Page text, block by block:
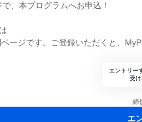
、本プログラムへお申込！
ージです。ご登録いただくと、
エントリー
受
締
エ